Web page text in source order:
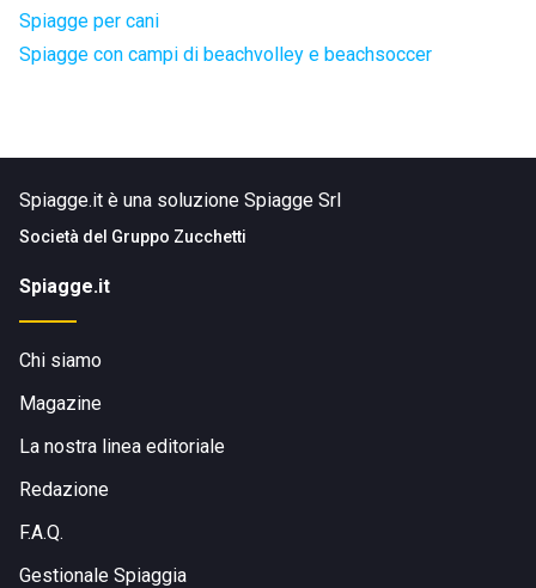
Spiagge per cani
Spiagge con campi di beachvolley e beachsoccer
Spiagge.it è una soluzione Spiagge Srl
Società del Gruppo Zucchetti
Spiagge.it
Chi siamo
Magazine
La nostra linea editoriale
Redazione
F.A.Q.
Gestionale Spiaggia